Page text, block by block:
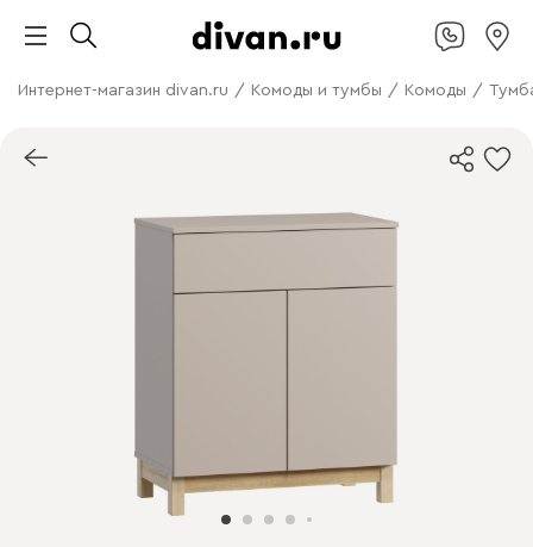
Интернет-магазин divan.ru / Комоды и тумбы / Комоды /